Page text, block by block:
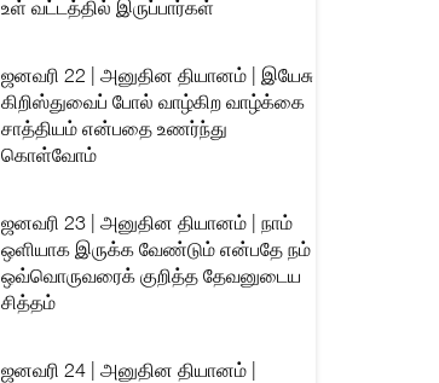
உள் வட்டத்தில் இருப்பார்கள்
ஜனவரி 22 | அனுதின தியானம் | இயேசு
கிறிஸ்துவைப் போல் வாழ்கிற வாழ்க்கை
சாத்தியம் என்பதை உணர்ந்து
கொள்வோம்
ஜனவரி 23 | அனுதின தியானம் | நாம்
ஒளியாக இருக்க வேண்டும் என்பதே நம்
ஒவ்வொருவரைக் குறித்த தேவனுடைய
சித்தம்
ஜனவரி 24 | அனுதின தியானம் |